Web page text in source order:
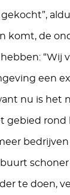
komt, de
“Wij
een
nu is het
gebied rond
schoner
te doen,